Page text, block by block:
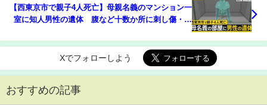
【西東京市で親子4人死亡】母親名義のマンション一
室に知人男性の遺体 腹など十数か所に刺し傷・切
Xでフォローしよう
おすすめの記事